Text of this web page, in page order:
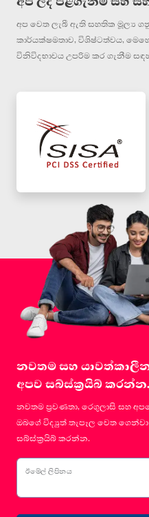
අප වෙත ලැබී ඇති සහතික මූල්‍ය
කාර්යක්ෂමතාව, විශිෂ්ටත්වය,
විනිවිදභාවය උපරිම කර ගැනීම
නවතම සහ
අපව සබ්ස්ක්‍රයිබ් කරන්න.
නවතම ප්‍රවණතා, රෙගුලාසි සහ
ඔබගේ විද්‍යුත් තැපෑල වෙත
සබ්ස්ක්‍රයිබ් කරන්න.
ඊමේල් ලිපිනය